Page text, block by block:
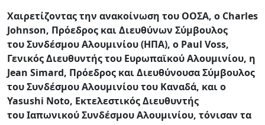
Χαιρετίζοντας την ανακοίνωση του ΟΟΣΑ, ο Charles
Johnson, Πρόεδρος και Διευθύνων Σύμβουλος
του Συνδέσμου Αλουμινίου (ΗΠΑ), ο Paul Voss,
Γενικός Διευθυντής του Ευρωπαϊκού Αλουμινίου, η
Jean Simard, Πρόεδρος και Διευθύνουσα Σύμβουλος
του Συνδέσμου Αλουμινίου του Καναδά, και ο
Yasushi Noto, Εκτελεστικός Διευθυντής
του Ιαπωνικού Συνδέσμου Αλουμινίου, τόνισαν τα